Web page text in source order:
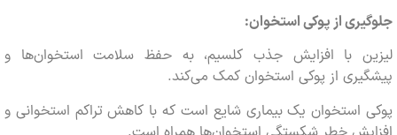
از پوکی استخوان:
با افزایش جذب کلسیم، به حفظ سلامت استخوان‌ها و
از پوکی استخوان کمک می‌کند.
استخوان یک بیماری شایع است که با کاهش تراکم استخوانی و